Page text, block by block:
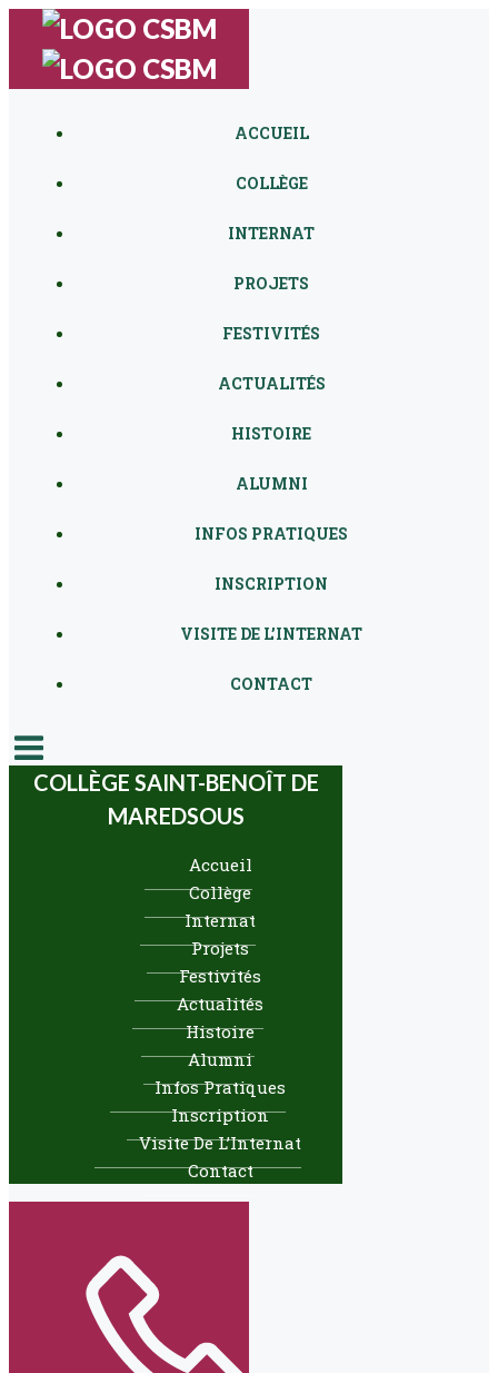
Aller
contenu
ACCUEIL
COLLÈGE
INTERNAT
PROJETS
FESTIVITÉS
ACTUALITÉS
HISTOIRE
ALUMNI
INFOS PRATIQUES
INSCRIPTION
VISITE DE L’INTERNAT
CONTACT
COLLÈGE SAINT-BENOÎT DE
MAREDSOUS
Accueil
Collège
Internat
Projets
Festivités
Actualités
Histoire
Alumni
Infos Pratiques
Inscription
Visite De L’Internat
Contact